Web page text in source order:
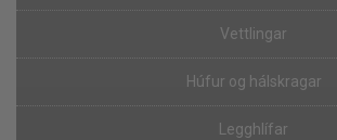
Vettlingar
Húfur og hálskragar
Legghlífar